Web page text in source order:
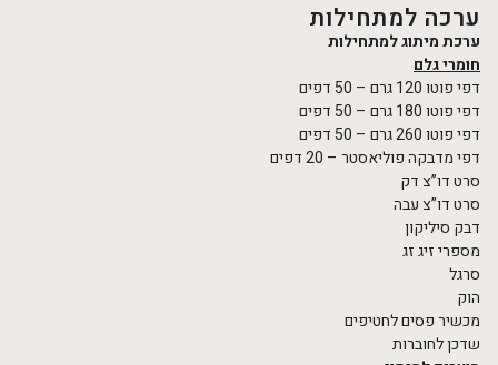
ערכה למתחילות
ערכת מיתוג למתחילות
חומרי גלם
דפי פוטו 120 גרם – 50 דפים
דפי פוטו 180 גרם – 50 דפים
דפי פוטו 260 גרם – 50 דפים
דפי מדבקה פוליאסטר – 20 דפים
סרט דו”צ דק
סרט דו”צ עבה
דבק סיליקון
מספרי זיג זג
סרגל
הוק
מכשיר פסים לחטיפים
שדכן לחוברות